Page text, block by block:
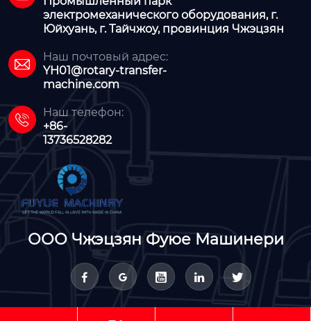
электромеханического оборудования, г.
Юйхуань, г. Тайчжоу, провинция Чжэцзян

Наш почтовый адрес:
YH01@rotary-transfer-
machine.com

Наш телефон:
+86-
13736528282
ООО Чжэцзян Фуюе Машинери
    